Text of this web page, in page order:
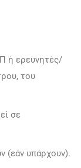
ή ερευνητές/
του
σε
(εάν υπάρχουν).